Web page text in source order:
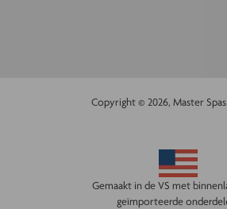
Copyright © 2026, Master Spas
Gemaakt in de VS met
geïmporteerde